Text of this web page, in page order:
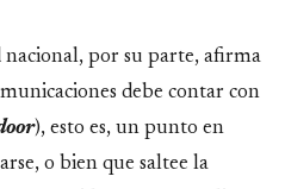
nacional, por su parte, afirma
debe contar con
), esto es, un punto en
o bien que saltee la